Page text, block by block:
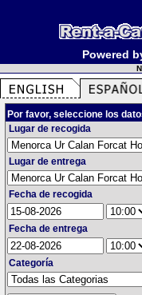
Powered
Por favor, seleccione los
Lugar de recogida
Lugar de entrega
Fecha de recogida
Fecha de entrega
Categoría